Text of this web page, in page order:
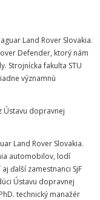
Land Rover Slovakia.
Defender, ktorý nám
Strojnícka fakulta STU
významnú
Ústavu dopravnej
Land Rover Slovakia.
automobilov, lodí
ďalší zamestnanci SjF
Ústavu dopravnej
technický manažér